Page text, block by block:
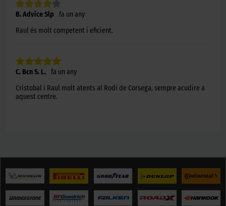
B. Advice Slp
fa un any
Raul és molt competent i eficient.
C. Bcn S. L. fa un any
Cristobal i Raul molt atents al Rodi de Corsega, sempre acudire a
aquest centre.